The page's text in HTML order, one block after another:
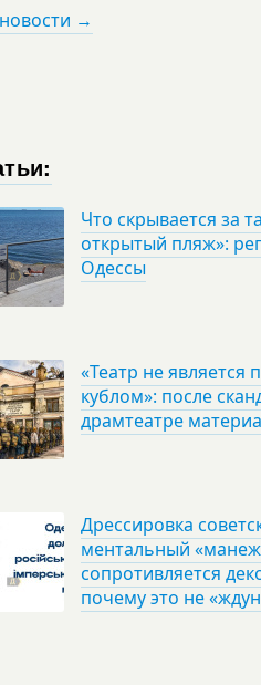
→
Что скрывается за
открытый пляж»:
Одессы
«Театр не является
кублом»: после
драмтеатре
Дрессировка
ментальный
сопротивляется
почему это не